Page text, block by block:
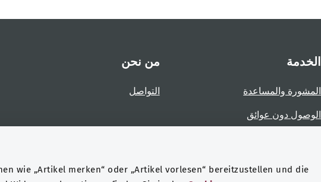
wie „Artikel merken“ oder „Artikel vorlesen“ bereitzustellen und die
الخدمة
المشورة والمساعدة
الوصول دون عوائق
من نحن
التواصل